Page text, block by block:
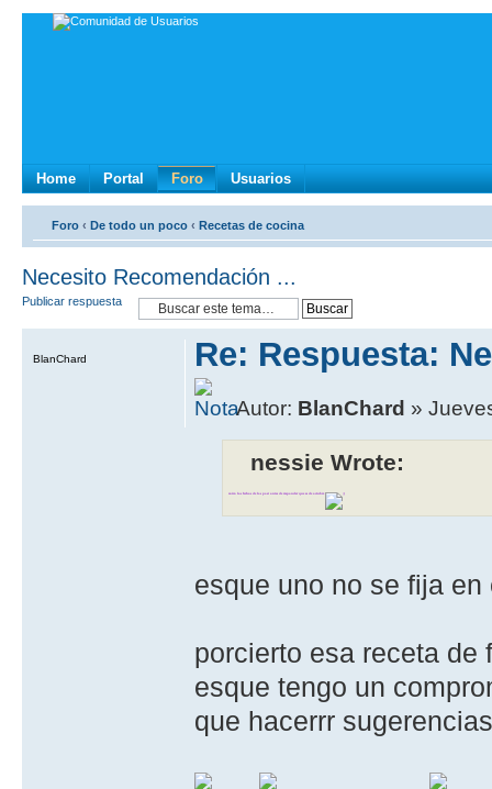
Home Portal Foro Usuarios
Foro ‹ De todo un poco ‹ Recetas de cocina
Necesito Recomendación ...
Publicar respuesta
Re: Respuesta:
Autor: BlanChard »
nessie Wrote:
mira las fechas de los post antes de responder que es de octubre
esque uno no se fija
porcierto esa receta de
esque tengo un
que hacerrr
BlanChard